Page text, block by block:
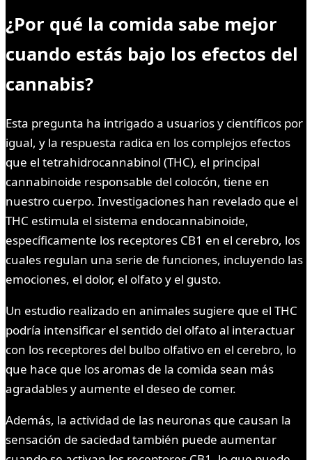
¿Por qué la comida sabe mejor
cuando estás bajo los efectos del
cannabis?
Esta pregunta ha intrigado a usuarios y científicos por
igual, y la respuesta radica en los complejos efectos
que el tetrahidrocannabinol (THC), el principal
cannabinoide responsable del colocón, tiene en
nuestro cuerpo. Investigaciones han revelado que el
THC estimula el sistema endocannabinoide,
específicamente los receptores CB1 en el cerebro, los
cuales regulan una serie de funciones, incluyendo las
emociones, el dolor, el olfato y el gusto.
Un estudio realizado en animales sugiere que el THC
podría intensificar el sentido del olfato al interactuar
con los receptores del bulbo olfativo en el cerebro, lo
que hace que los aromas de la comida sean más
agradables y aumente el deseo de comer.
Además, la actividad de las neuronas que causan la
sensación de saciedad también puede aumentar